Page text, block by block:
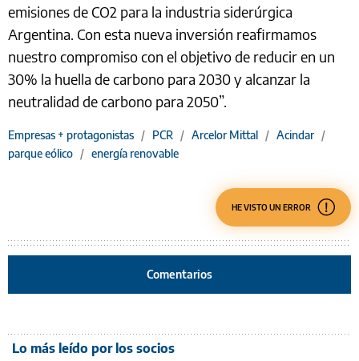
emisiones de CO2 para la industria siderúrgica
Argentina. Con esta nueva inversión reafirmamos
nuestro compromiso con el objetivo de reducir en un
30% la huella de carbono para 2030 y alcanzar la
neutralidad de carbono para 2050”.
Empresas + protagonistas / PCR / Arcelor Mittal / Acindar /
parque eólico / energía renovable
HE VISTO UN ERROR
Comentarios
Lo más leído por los socios